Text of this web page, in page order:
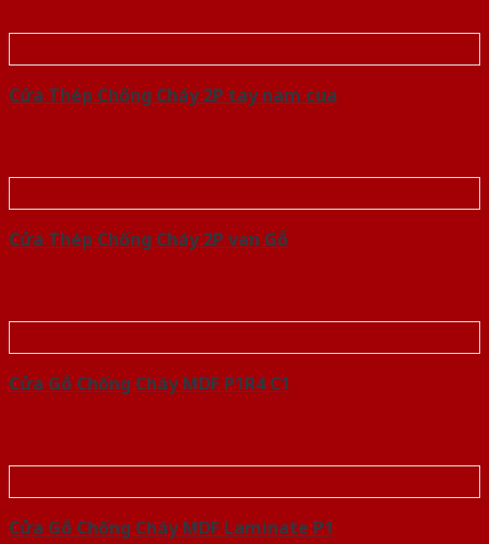
Cửa Thép Chống Cháy 2P tay nam cua
Cửa Thép Chống Cháy 2P van Gỗ
Cửa Gỗ Chống Cháy MDF P1R4 C1
Cửa Gỗ Chống Cháy MDF Laminate P1